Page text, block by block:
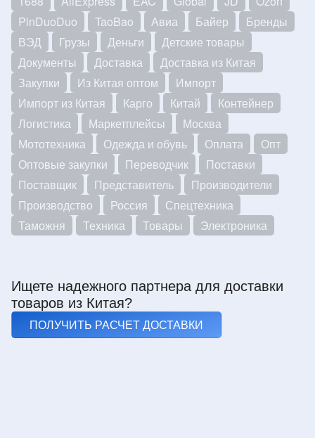
PinDuoDuo
TaoBao Авиа Байер
Бренды
ВЭД
Грузы Деньги
Детские товары
Документы
Доставка
Доставка из Китая
Закупки
Из Китая оптом
Импорт
Импорт из Китая
Карго Китай
Контейнер
Логистика
Маркетплейсы
Москва
Мототехника
Одежда и обувь Оплата
Опт
Оптовые закупки
Переводчик
Поставки
Поставщик
Представитель
Производители
Производство
Россия
Спецтехника
Таможня
Техника Товары Электроника
Ищете надежного партнера для доставки
товаров из Китая?
ПОЛУЧИТЬ РАСЧЕТ ДОСТАВКИ